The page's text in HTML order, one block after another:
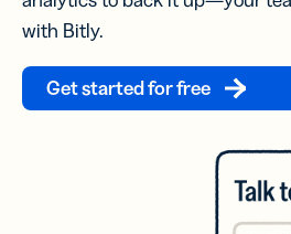
with Bitly.
Get started for free